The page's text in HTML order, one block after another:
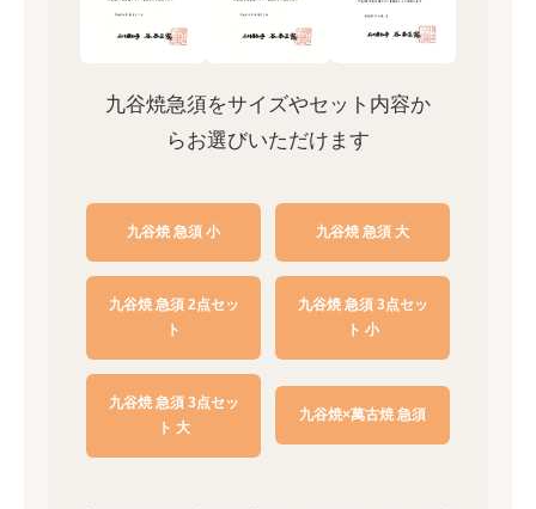
九谷焼急須をサイズやセット内容か
らお選びいただけます
九谷焼 急須 小 九谷焼 急須 大
九谷焼 急須 2点セッ
ト
九谷焼 急須 3点セッ
ト 小
九谷焼 急須 3点セッ
ト 大
九谷焼×萬古焼 急須